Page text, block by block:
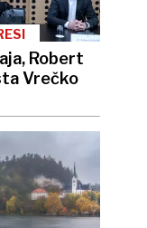
Robert
Vrečko